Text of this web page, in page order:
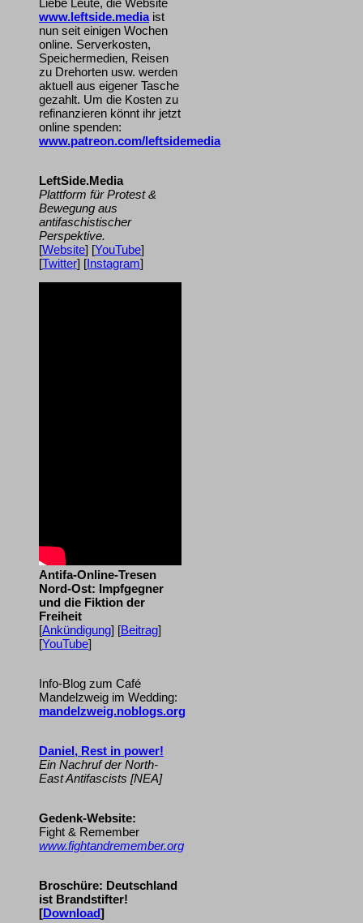
Liebe Leute, die Website
www.leftside.mediaist
nun seit einigen Wochen
online. Serverkosten,
Speichermedien, Reisen
zu Drehorten usw. werden
aktuell aus eigener Tasche
gezahlt. Um die Kosten zu
refinanzieren könnt ihr jetzt
online spenden:
www.patreon.com/leftsidemedia
LeftSide.Media
Plattform für Protest &
Bewegung aus
antifaschistischer
Perspektive.
[Website] [YouTube]
[Twitter] [Instagram]
Antifa-Online-Tresen
Nord-Ost: Impfgegner
und die Fiktion der
Freiheit
[Ankündigung] [Beitrag]
[YouTube]
Info-Blog zum Café
Mandelzweig im Wedding:
mandelzweig.noblogs.org
Daniel, Rest in power!
Ein Nachruf der North-
East Antifascists [NEA]
Gedenk-Website:
Fight & Remember
www.fightandremember.org
Broschüre: Deutschland
ist Brandstifter!
[Download]